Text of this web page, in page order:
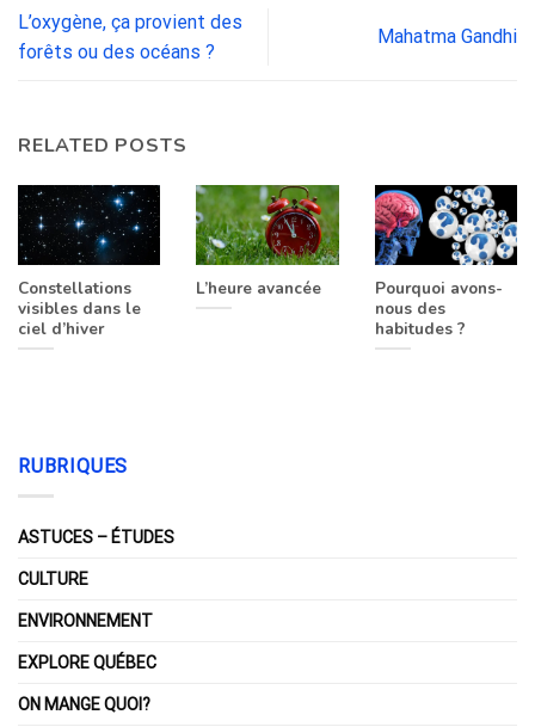
L’oxygène, ça provient des
forêts ou des océans ?
Mahatma Gandhi
RELATED POSTS
Constellations
visibles dans le
ciel d’hiver
L’heure avancée
Pourquoi avons-
nous des
habitudes ?
RUBRIQUES
ASTUCES – ÉTUDES
CULTURE
ENVIRONNEMENT
EXPLORE QUÉBEC
ON MANGE QUOI?